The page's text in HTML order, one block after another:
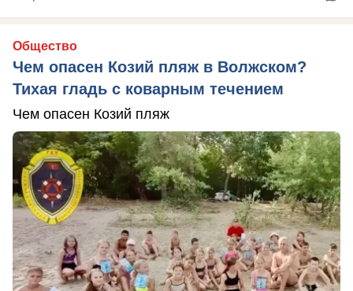
Общество
Чем опасен Козий пляж в Волжском?
Тихая гладь с коварным течением
Чем опасен Козий пляж